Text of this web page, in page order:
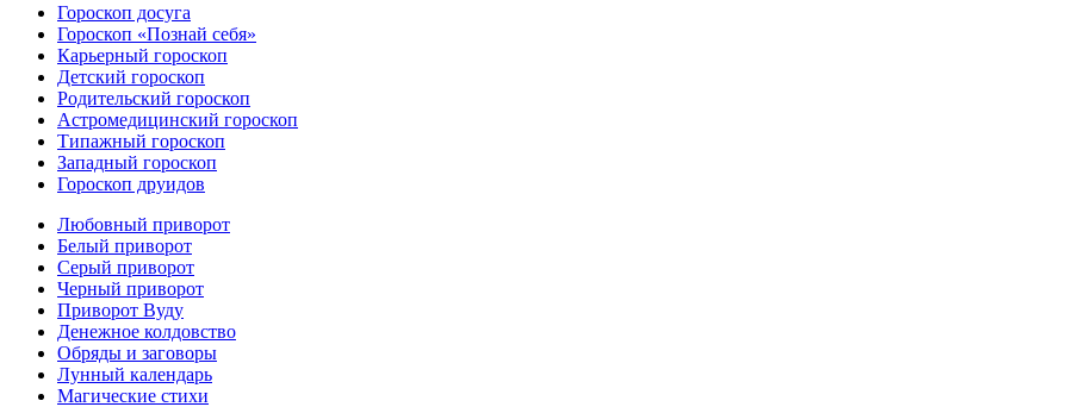
Гороскоп досуга
Гороскоп «Познай себя»
Карьерный гороскоп
Детский гороскоп
Родительский гороскоп
Астромедицинский гороскоп
Типажный гороскоп
Западный гороскоп
Гороскоп друидов
Любовный приворот
Белый приворот
Серый приворот
Черный приворот
Приворот Вуду
Денежное колдовство
Обряды и заговоры
Лунный календарь
Магические стихи